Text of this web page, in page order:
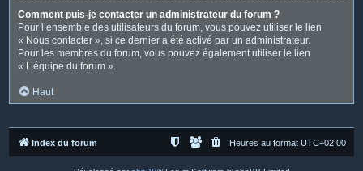
Comment puis-je contacter un administrateur du forum ?
Pour l’ensemble des utilisateurs du forum, vous pouvez utiliser le lien
« Nous contacter », si ce dernier a été activé par un administrateur.
Pour les membres du forum, vous pouvez également utiliser le lien
« L’équipe du forum ».
Haut
Index du forum Heures au format UTC+02:00